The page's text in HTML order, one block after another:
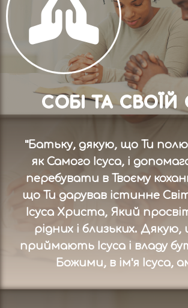
СОБІ ТА СВОЇЙ
"Батьку, дякую, що Ти
як Самого Ісуса, і
перебувати в Твоєму
що Ти дарував істинне
Ісуса Христа, Який
рідних і близьких.
приймають Ісуса і владу
Божими, в ім'я Ісуса,